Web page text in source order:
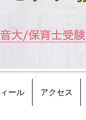
ール アクセス